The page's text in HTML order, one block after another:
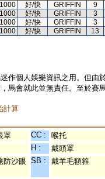
1000 好/快 GRIFFIN
9
1000 好/快 GRIFFIN
3
1000 好/快 GRIFFIN
3
1000 好/快 GRIFFIN 13
作個人娛樂資訊之用。但
馬會就此並無責任。至於賽
計算
罩 CC :
喉托
H :
戴頭罩
防沙眼 SB : 戴羊毛額箍